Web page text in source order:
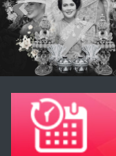
Previous